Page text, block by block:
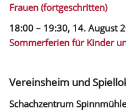
Frauen (fortgeschritten)
18:00 – 19:30, 14. August
Sommerferien für Kinder
Vereinsheim und
Schachzentrum Spinnmühle